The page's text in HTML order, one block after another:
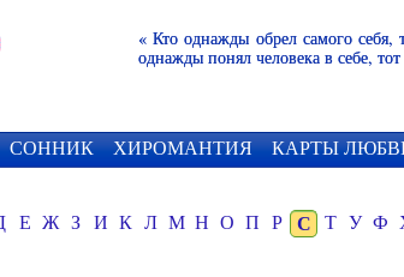
« Кто однажды обрел самого
однажды понял человека в себе,
СОННИК ХИРОМАНТИЯ КАРТЫ
Е Ж З И К Л М Н О П Р С Т У Ф